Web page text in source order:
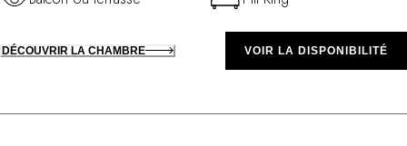
DÉCOUVRIR LA CHAMBRE VOIR LA DISPONIBILITÉ